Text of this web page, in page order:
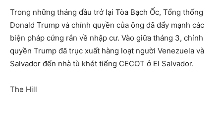
Trong những tháng đầu trở lại Tòa Bạch Ốc, Tổng thống
Donald Trump và chính quyền của ông đã đẩy mạnh các
biện pháp cứng rắn về nhập cư. Vào giữa tháng 3, chính
quyền Trump đã trục xuất hàng loạt người Venezuela và
Salvador đến nhà tù khét tiếng CECOT ở El Salvador.
The Hill